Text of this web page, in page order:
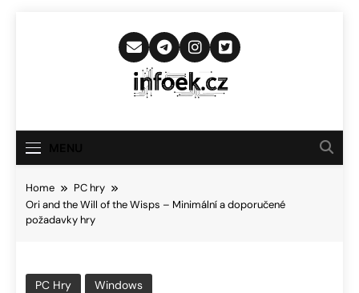
Infoek.cz
Novinkám
Home
PC hry
Ori and the Will of the Wisps – Minimální a doporučené
požadavky hry
PC Hry Windows